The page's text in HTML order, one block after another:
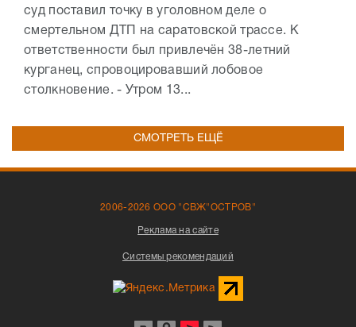
суд поставил точку в уголовном деле о
смертельном ДТП на саратовской трассе. К
ответственности был привлечён 38-летний
курганец, спровоцировавший лобовое
столкновение. - Утром 13...
СМОТРЕТЬ ЕЩЁ
2006-2026 ООО "СВЖ"ОСТРОВ"
Реклама на сайте
Системы рекомендаций